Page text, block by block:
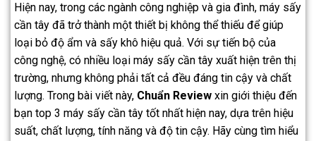
Hiện nay, trong các ngành công nghiệp và gia đình, máy sấy
cần tây đã trở thành một thiết bị không thể thiếu để giúp
loại bỏ độ ẩm và sấy khô hiệu quả. Với sự tiến bộ của
công nghệ, có nhiều loại máy sấy cần tây xuất hiện trên thị
trường, nhưng không phải tất cả đều đáng tin cậy và chất
lượng. Trong bài viết này, Chuẩn Review xin giới thiệu đến
bạn top 3 máy sấy cần tây tốt nhất hiện nay, dựa trên hiệu
suất, chất lượng, tính năng và độ tin cậy. Hãy cùng tìm hiểu